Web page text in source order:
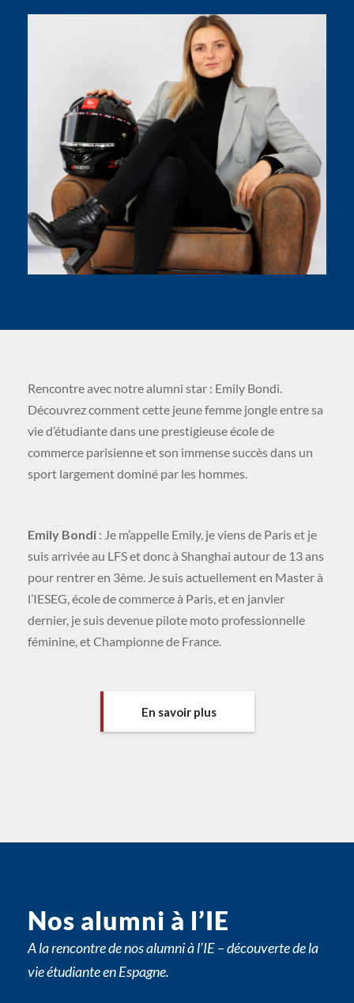
Rencontre avec notre alumni star : Emily Bondi.
Découvrez comment cette jeune femme jongle entre sa
vie d’étudiante dans une prestigieuse école de
commerce parisienne et son immense succès dans un
sport largement dominé par les hommes.
Emily Bondi : Je m’appelle Emily, je viens de Paris et je
suis arrivée au LFS et donc à Shanghai autour de 13 ans
pour rentrer en 3ème. Je suis actuellement en Master à
l’IESEG, école de commerce à Paris, et en janvier
dernier, je suis devenue pilote moto professionnelle
féminine, et Championne de France.
En savoir plus
Nos alumni à l’IE
A la rencontre de nos alumni à l’IE – découverte de la
vie étudiante en Espagne.